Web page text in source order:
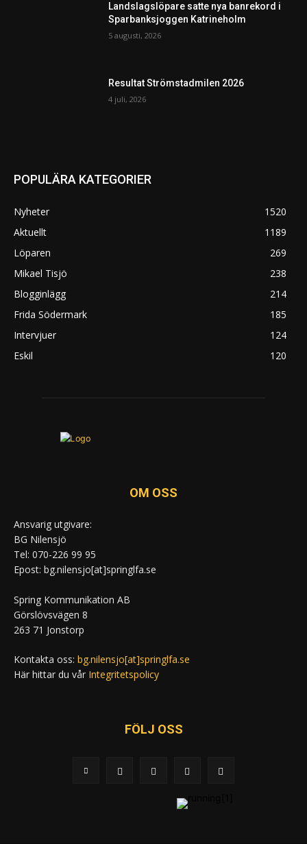
Landslagslöpare satte nya banrekord i
Sparbanksjoggen Katrineholm
5 augusti, 2026
Resultat Strömstadmilen 2026
4 juli, 2026
POPULÄRA KATEGORIER
Nyheter
1520
Aktuellt
1189
Löparen
269
Mikael Tisjö
238
Blogginlägg
214
Frida Södermark
185
Intervjuer
124
Eskil
120
OM OSS
Ansvarig utgivare:
BG Nilensjö
Tel: 070-226 99 95
Epost: bg.nilensjo[at]springlfa.se
Spring Kommunikation AB
Görslövsvägen 8
263 71 Jonstorp
Kontakta oss: bg.nilensjo[at]springlfa.se
Här hittar du vår Integritetspolicy
FÖLJ OSS